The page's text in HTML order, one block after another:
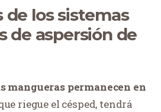
de los sistemas
de aspersión de
mangueras permanecen en
riegue el césped, tendrá